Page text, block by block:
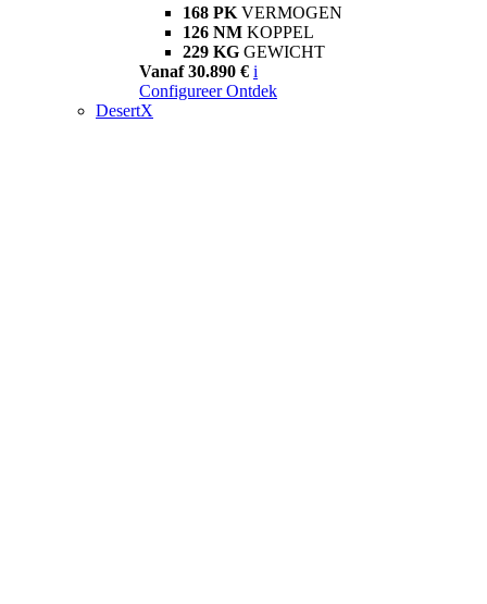
168 PK VERMOGEN
126 NM KOPPEL
229 KG GEWICHT
Vanaf 30.890 € i
Configureer Ontdek
DesertX